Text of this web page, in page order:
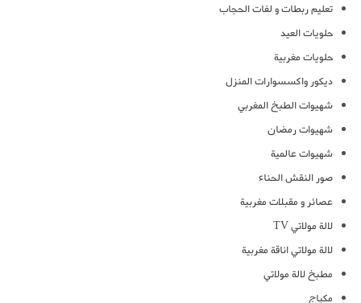
تعليم ربطات و لفات الحجاب
حلويات العيد
حلويات مغربية
ديكور واكسسوارات المنزل
شهيوات الطبخ المغربي
شهيوات رمضان
شهيوات عالمية
صور النقش الحناء
عصائر و مقبلات مغربية
لالة مولاتي TV
لالة مولاتي اناقة مغربية
مطبخ لالة مولاتي
مكياج